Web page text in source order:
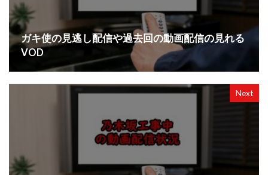
ガキ使の見逃し配信や過去回の動画配信の見れる
VOD
Next